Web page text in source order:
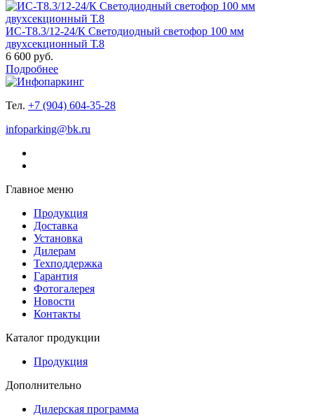
ИС-Т8.3/12-24/К Светодиодный светофор 100 мм
двухсекционный Т.8
6 600 руб.
Подробнее
Тел. +7 (904) 604-35-28
infoparking@bk.ru
Главное меню
Продукция
Доставка
Установка
Дилерам
Техподдержка
Гарантия
Фотогалерея
Новости
Контакты
Каталог продукции
Продукция
Дополнительно
Дилерская программа